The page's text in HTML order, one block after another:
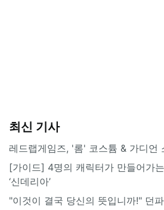
최신 기사
레드랩게임즈, '롬' 코스튬 & 가디언
[가이드] 4명의 캐릭터가 만들어가
‘신데리아’
"이것이 결국 당신의 뜻입니까!" 던파